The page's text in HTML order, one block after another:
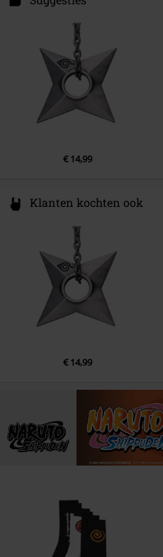
76530 Grand-Couronne
www.abyssecorp.com
€ 14,99
Klanten kochten ook
€ 14,99